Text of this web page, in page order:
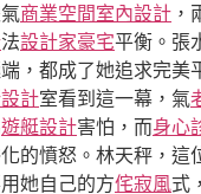
商業空間室內設計 ，
法設計家豪宅平衡。張
，都成了她追求完美
計室看到這一幕，氣
遊艇設計害怕，而身心
的憤怒。林天秤，這
她自己的方侘寂風式